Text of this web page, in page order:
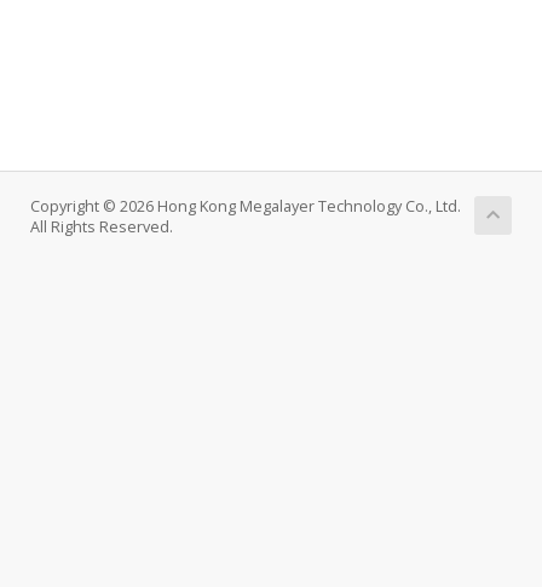
Copyright © 2026 Hong Kong Megalayer Technology Co., Ltd.
All Rights Reserved.